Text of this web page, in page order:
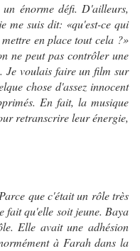
énorme défi. D'ailleurs,
me suis dit: «qu'est-ce qui
en place tout cela ?»
ne peut pas contrôler une
Je voulais faire un film sur
chose d'assez innocent
En fait, la musique
retranscrire leur énergie,
que c'était un rôle très
fait qu'elle soit jeune. Baya
Elle avait une adhésion
à Farah dans la